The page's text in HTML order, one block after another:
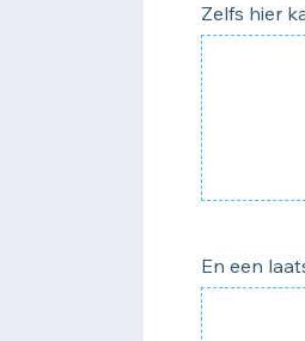
Zelfs hier
En een